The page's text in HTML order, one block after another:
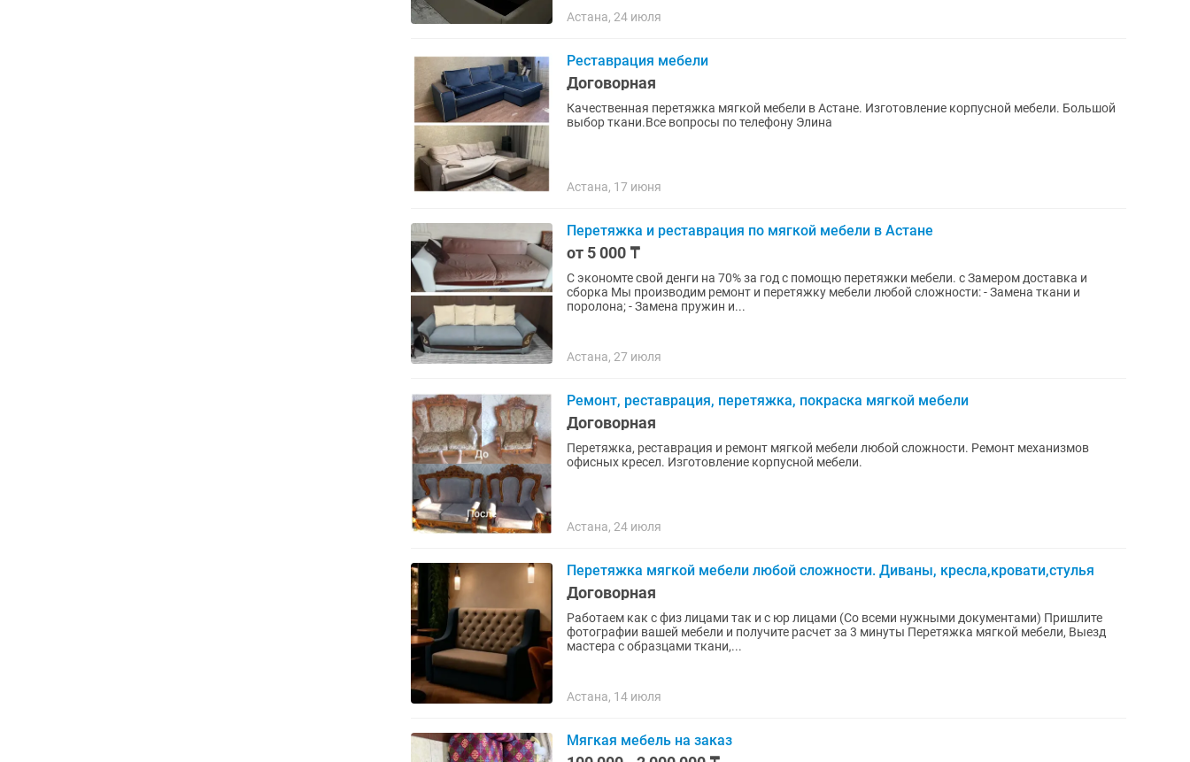
Астана, 24 июля
Реставрация мебели
Договорная
Качественная перетяжка мягкой мебели в Астане. Изготовление корпусной мебели. Большой
выбор ткани.Все вопросы по телефону Элина
Астана, 17 июня
Перетяжка и реставрация по мягкой мебели в Астане
от 5 000 ₸
С экономте свой денги на 70% за год с помощю перетяжки мебели. с Замером доставка и
сборка Мы производим ремонт и перетяжку мебели любой сложности: - Замена ткани и
поролона; - Замена пружин и...
Астана, 27 июля
Ремонт, реставрация, перетяжка, покраска мягкой мебели
Договорная
Перетяжка, реставрация и ремонт мягкой мебели любой сложности. Ремонт механизмов
офисных кресел. Изготовление корпусной мебели.
Астана, 24 июля
Перетяжка мягкой мебели любой сложности. Диваны, кресла,кровати,стулья
Договорная
Работаем как с физ лицами так и с юр лицами (Со всеми нужными документами) Пришлите
фотографии вашей мебели и получите расчет за 3 минуты Перетяжка мягкой мебели, Bыeзд
мacтeра с oбрaзцaми ткaни,...
Астана, 14 июля
Мягкая мебель на заказ